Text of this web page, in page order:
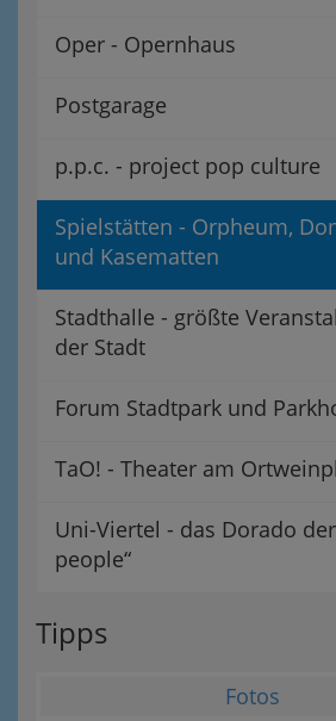
Oper - Opernhaus
Postgarage
p.p.c. - project pop culture
Spielstätten - Orpheum,
und Kasematten
Stadthalle - größte
der Stadt
Forum Stadtpark und
TaO! - Theater am
Uni-Viertel - das Dorado
people“
Tipps
Fotos